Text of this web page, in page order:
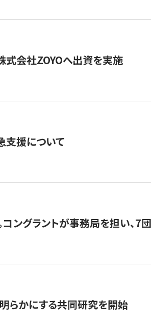
式会社ZOYOへ出資を実施
支援について
ングラントが事務局を担い、7
らかにする共同研究を開始